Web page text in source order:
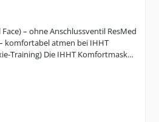
– ohne Anschlussventil ResMed
komfortabel atmen bei IHHT
Komfortmaske
ist für Menschen entwickelt, die